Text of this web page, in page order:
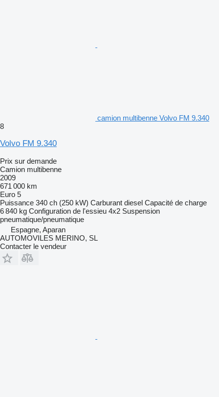
camion multibenne Volvo FM 9.340
8
Volvo FM 9.340
Prix sur demande
Camion multibenne
2009
671 000 km
Euro 5
Puissance 340 ch (250 kW) Carburant diesel Capacité de charge
6 840 kg Configuration de l'essieu 4x2 Suspension
pneumatique/pneumatique
Espagne, Aparan
AUTOMOVILES MERINO, SL
Contacter le vendeur